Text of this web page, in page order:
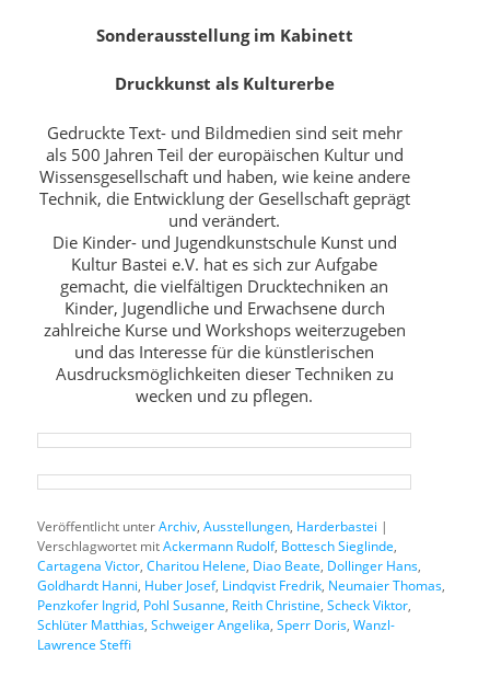
Sonderausstellung im Kabinett
Druckkunst als Kulturerbe
Gedruckte Text- und Bildmedien sind seit mehr
als 500 Jahren Teil der europäischen Kultur und
Wissensgesellschaft und haben, wie keine andere
Technik, die Entwicklung der Gesellschaft geprägt
und verändert.
Die Kinder- und Jugendkunstschule Kunst und
Kultur Bastei e.V. hat es sich zur Aufgabe
gemacht, die vielfältigen Drucktechniken an
Kinder, Jugendliche und Erwachsene durch
zahlreiche Kurse und Workshops weiterzugeben
und das Interesse für die künstlerischen
Ausdrucksmöglichkeiten dieser Techniken zu
wecken und zu pflegen.
Veröffentlicht unterArchiv,Ausstellungen, Harderbastei |
Verschlagwortet mitAckermann Rudolf, Bottesch Sieglinde,
Cartagena Victor,Charitou Helene, Diao Beate, Dollinger Hans,
Goldhardt Hanni, Huber Josef, Lindqvist Fredrik, Neumaier Thomas,
Penzkofer Ingrid, Pohl Susanne, Reith Christine,Scheck Viktor,
Schlüter Matthias,Schweiger Angelika,Sperr Doris,Wanzl-
Lawrence Steffi